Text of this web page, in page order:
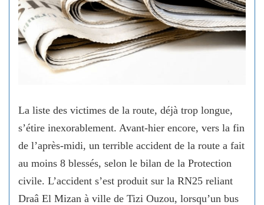
La liste des victimes de la route, déjà trop longue,
s’étire inexorablement. Avant-hier encore, vers la fin
de l’après-midi, un terrible accident de la route a fait
au moins 8 blessés, selon le bilan de la Protection
civile. L’accident s’est produit sur la RN25 reliant
Draâ El Mizan à ville de Tizi Ouzou, lorsqu’un bus